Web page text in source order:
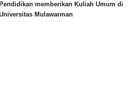
Pendidikan memberikan Kuliah Umum di
Mulawarman